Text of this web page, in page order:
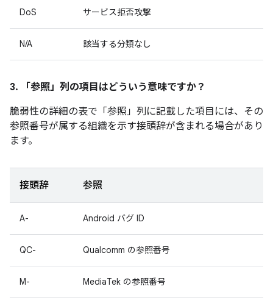
DoS サービス拒否攻撃
N/A 該当する分類なし
3. 「参照」 列の項目はどういう意味ですか？
脆弱性の詳細の表で「参照」列に記載した項目には、その
参照番号が属する組織を示す接頭辞が含まれる場合があり
ます。
接頭辞 参照
A- Android バグ ID
QC- Qualcomm の参照番号
M- MediaTek の参照番号